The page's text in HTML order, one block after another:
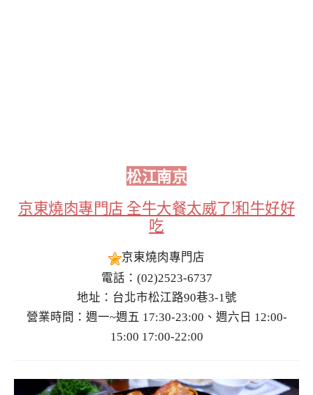
松江南京
京東燒肉專門店 全牛大餐太威了!和牛好好
吃
京東燒肉專門店
電話：(02)2523-6737
地址：台北市松江路90巷3-1號
營業時間：週一~週五 17:30-23:00、週六日 12:00-
15:00 17:00-22:00